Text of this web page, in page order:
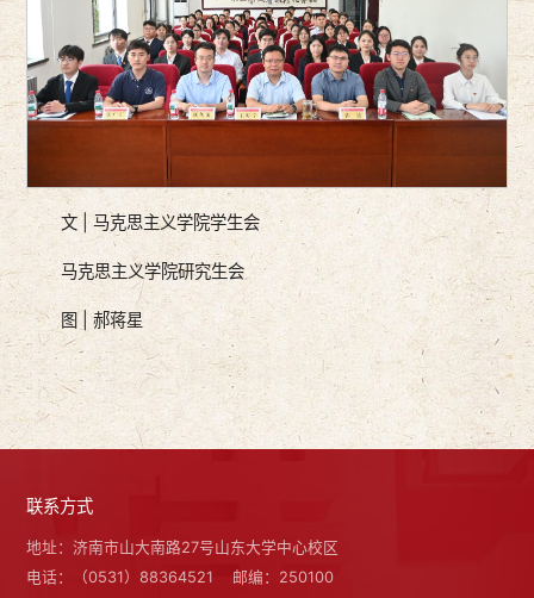
文 | 马克思主义学院学生会
马克思主义学院研究生会
图 | 郝蒋星
联系方式
地址：济南市山大南路27号山东大学中心校区
电话：（0531）88364521
邮编：250100